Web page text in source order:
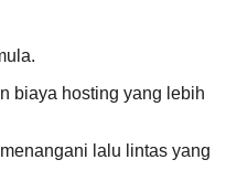
biaya hosting yang lebih
lalu lintas yang